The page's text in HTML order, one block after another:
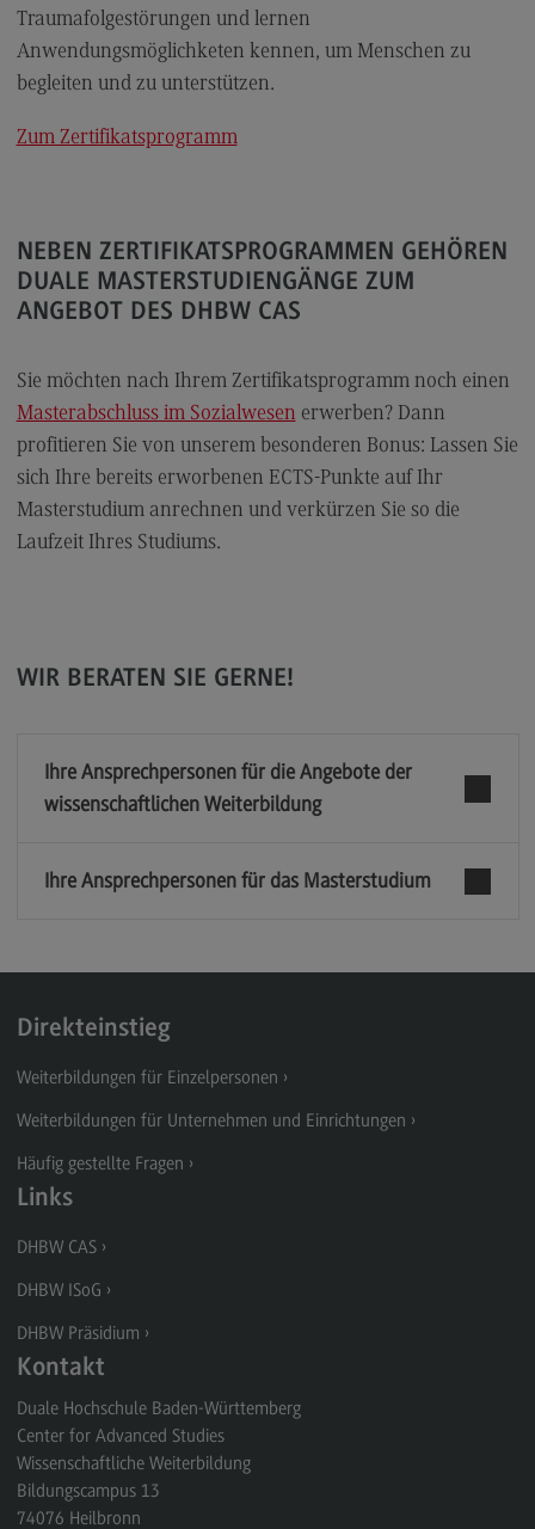
Traumafolgestörungen und lernen
Anwendungsmöglichketen kennen, um Menschen zu
begleiten und zu unterstützen.
Zum Zertifikatsprogramm
NEBEN ZERTIFIKATSPROGRAMMEN GEHÖREN
DUALE MASTERSTUDIENGÄNGE ZUM
ANGEBOT DES DHBW CAS
Sie möchten nach Ihrem Zertifikatsprogramm noch einen
Masterabschluss im Sozialwesen erwerben? Dann
profitieren Sie von unserem besonderen Bonus: Lassen Sie
sich Ihre bereits erworbenen ECTS-Punkte auf Ihr
Masterstudium anrechnen und verkürzen Sie so die
Laufzeit Ihres Studiums.
WIR BERATEN SIE GERNE!
Ihre Ansprechpersonen für die Angebote der
wissenschaftlichen Weiterbildung
Ihre Ansprechpersonen für das Masterstudium
Direkteinstieg
Weiterbildungen für Einzelpersonen
Weiterbildungen für Unternehmen und Einrichtungen
Häufig gestellte Fragen
Links
DHBW CAS
DHBW ISoG
DHBW Präsidium
Kontakt
Duale Hochschule Baden-Württemberg
Center for Advanced Studies
Wissenschaftliche Weiterbildung
Bildungscampus 13
74076 Heilbronn